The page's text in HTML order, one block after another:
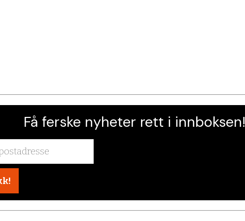
Få ferske nyheter rett i innboksen!